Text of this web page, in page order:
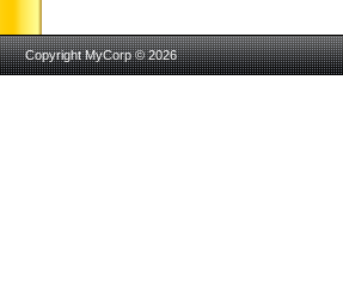
Copyright MyCorp © 2026